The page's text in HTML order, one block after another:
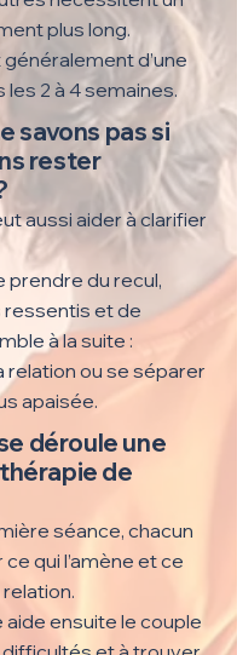
plus long.
d’une
2 à 4 semaines.
savons pas si
rester
aussi aider à clarifier
prendre du recul,
ressentis et de
à la suite :
relation ou se séparer
apaisée.
déroule une
de
séance, chacun
qui l’amène et ce
relation.
ensuite le couple